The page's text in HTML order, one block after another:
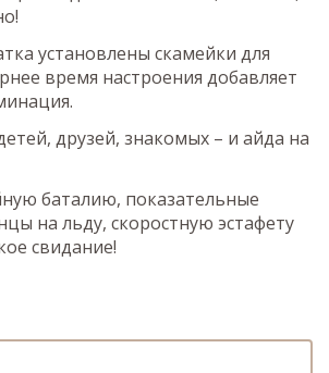
установлены скамейки для
время настроения добавляет
друзей, знакомых – и айда на
баталию, показательные
на льду, скоростную эстафету
свидание!